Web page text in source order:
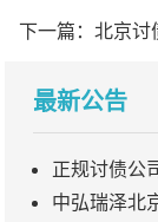
下一篇： 北京讨
最新公告
正规讨债公
中弘瑞泽北